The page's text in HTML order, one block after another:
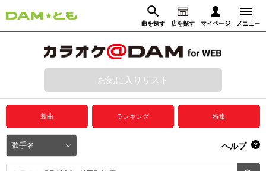
曲を探す 店を探す マイページ メニュー
動画からさがす 録音からさがす
ログイン
プレミアムサービス
DAM★とも動画
DAM★とも録音
お気に入りリスト
新曲 ランキング 特集
ヘルプ